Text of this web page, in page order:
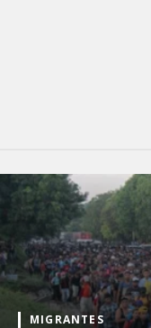
MIGRANTES